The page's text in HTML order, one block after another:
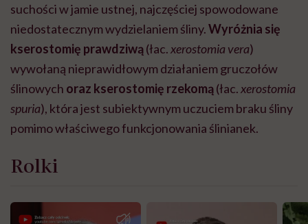
suchości w jamie ustnej, najczęściej spowodowane
niedostatecznym wydzielaniem śliny.Wyróżnia się
kserostomię prawdziwą(łac.xerostomia vera)
wywołaną nieprawidłowym działaniem gruczołów
ślinowych oraz kserostomię rzekomą(łac.xerostomia
spuria), która jest subiektywnym uczuciem braku śliny
pomimo właściwego funkcjonowania ślinianek.
Rolki